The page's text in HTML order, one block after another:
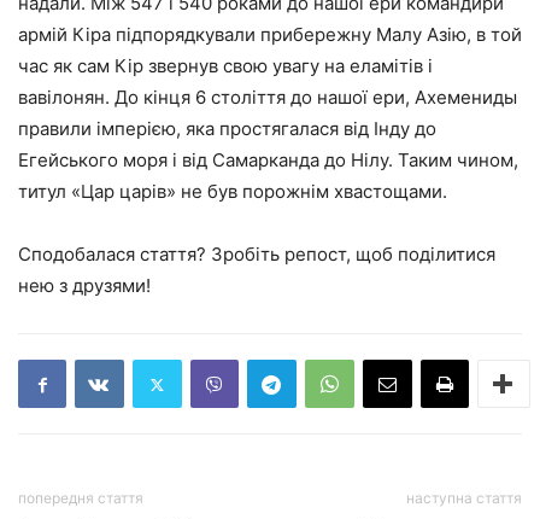
армій Кіра підпорядкували прибережну Малу Азію, в той
час як сам Кір звернув свою увагу на еламітів і
вавілонян. До кінця 6 століття до нашої ери, Ахемениды
правили імперією, яка простягалася від Інду до
Егейського моря і від Самарканда до Нілу. Таким чином,
титул «Цар царів» не був порожнім хвастощами.
Сподобалася стаття? Зробіть репост, щоб поділитися
нею з друзями!
попередня стаття наступна стаття